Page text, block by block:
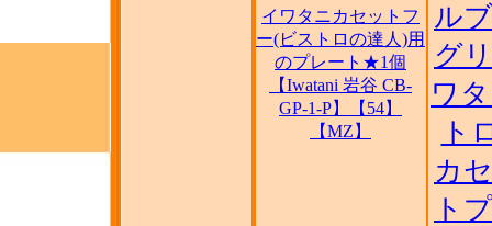
イワタニカセットフ
ー(ビストロの達人)用
のプレート★1個
【Iwatani 岩谷 CB-
GP-1-P】【54】
【MZ】
ル
グ
ワ
ト
カ
ト